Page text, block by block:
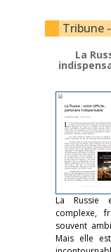
Tribune
La
La Russie
complexe,
souvent
Mais elle